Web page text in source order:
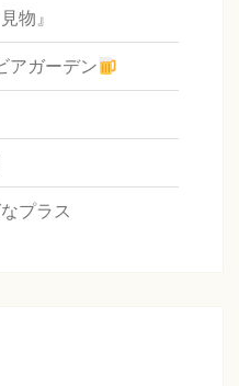
物』
アガーデン
プラス